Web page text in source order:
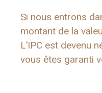
Si nous entrons
montant de la
L’IPC est devenu
vous êtes garanti